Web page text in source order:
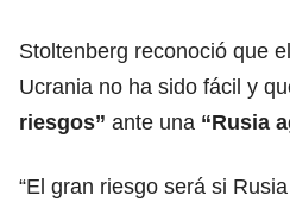
Stoltenberg reconoció que
Ucrania no ha sido fácil y
riesgos” ante una “Rusia
“El gran riesgo será si